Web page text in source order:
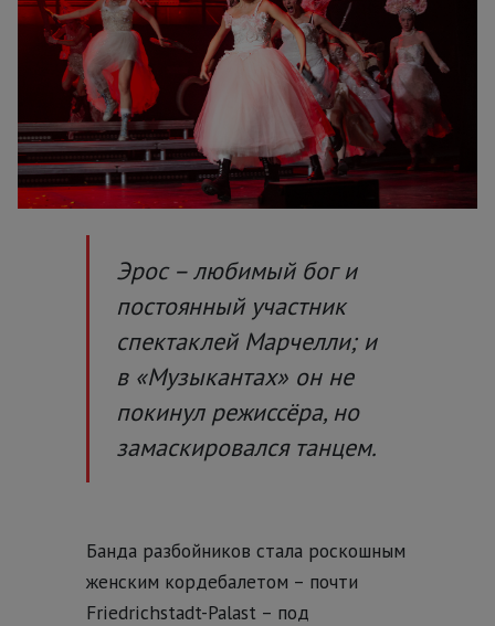
Эрос – любимый бог и
постоянный участник
спектаклей Марчелли; и
в «Музыкантах» он не
покинул режиссёра, но
замаскировался танцем.
Банда разбойников стала роскошным
женским кордебалетом – почти
Friedrichstadt-Palast – под